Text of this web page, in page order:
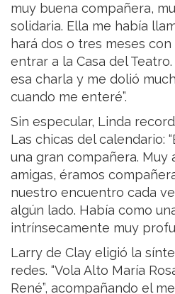
muy buena compañera,
solidaria. Ella me había
hará dos o tres meses
entrar a la Casa del
esa charla y me dolió
cuando me enteré”.
Sin especular, Linda
Las chicas del calendario:
una gran compañera. Muy
amigas, éramos
nuestro encuentro cada
algún lado. Había como
intrínsecamente muy
Larry de Clay eligió la
redes. “Vola Alto María
René”, acompañando el